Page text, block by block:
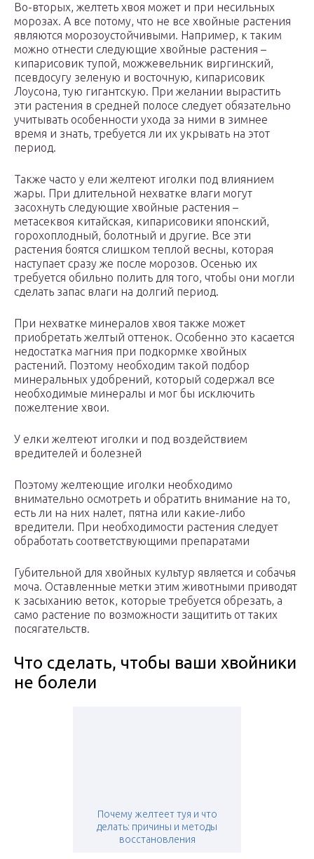
Во-вторых, желтеть хвоя может и при несильных
морозах. А все потому, что не все хвойные растения
являются морозоустойчивыми. Например, к таким
можно отнести следующие хвойные растения –
кипарисовик тупой, можжевельник виргинский,
псевдосугу зеленую и восточную, кипарисовик
Лоусона, тую гигантскую. При желании вырастить
эти растения в средней полосе следует обязательно
учитывать особенности ухода за ними в зимнее
время и знать, требуется ли их укрывать на этот
период.
Также часто у ели желтеют иголки под влиянием
жары. При длительной нехватке влаги могут
засохнуть следующие хвойные растения –
метасеквоя китайская, кипарисовики японский,
горохоплодный, болотный и другие. Все эти
растения боятся слишком теплой весны, которая
наступает сразу же после морозов. Осенью их
требуется обильно полить для того, чтобы они могли
сделать запас влаги на долгий период.
При нехватке минералов хвоя также может
приобретать желтый оттенок. Особенно это касается
недостатка магния при подкормке хвойных
растений. Поэтому необходим такой подбор
минеральных удобрений, который содержал все
необходимые минералы и мог бы исключить
пожелтение хвои.
У елки желтеют иголки и под воздействием
вредителей и болезней
Поэтому желтеющие иголки необходимо
внимательно осмотреть и обратить внимание на то,
есть ли на них налет, пятна или какие-либо
вредители. При необходимости растения следует
обработать соответствующими препаратами
Губительной для хвойных культур является и собачья
моча. Оставленные метки этим животными приводят
к засыханию веток, которые требуется обрезать, а
само растение по возможности защитить от таких
посягательств.
Что сделать, чтобы ваши хвойники
не болели
Почему желтеет туя и что
делать: причины и методы
восстановления